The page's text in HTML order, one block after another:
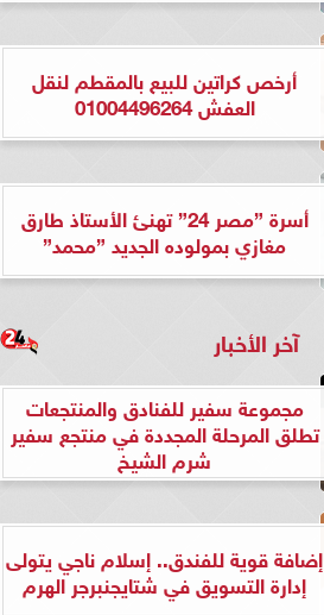
أرخص كراتين للبيع بالمقطم لنقل
العفش 01004496264
أسرة ”مصر 24” تهنئ الأستاذ طارق
مغازي بمولوده الجديد ”محمد”
آخر الأخبار
مجموعة سفير للفنادق والمنتجعات
تطلق المرحلة المجددة في منتجع سفير
شرم الشيخ
إضافة قوية للفندق.. إسلام ناجي يتولى
إدارة التسويق في شتايجنبرجر الهرم